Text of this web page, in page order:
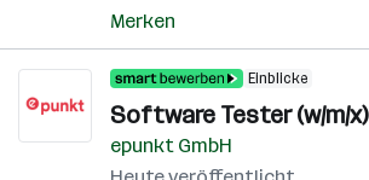
Merken
Einblicke
Software Tester (w/m/x)
epunkt GmbH